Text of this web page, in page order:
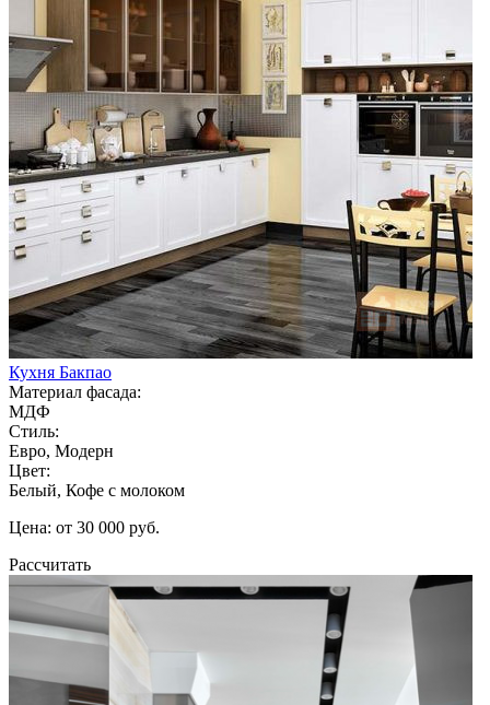
Кухня Бакпао
Материал фасада:
МДФ
Стиль:
Евро, Модерн
Цвет:
Белый, Кофе с молоком
Цена: от 30 000 руб.
Рассчитать